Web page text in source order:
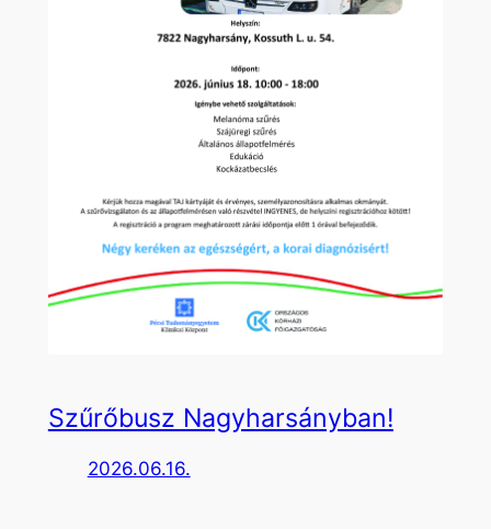
Szűrőbusz Nagyharsányban!
2026.06.16.